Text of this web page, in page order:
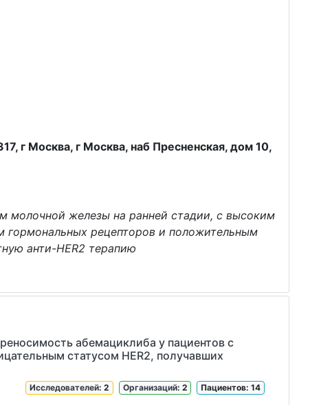
г Москва, г Москва, наб Пресненская, дом 10,
молочной железы на ранней стадии, с высоким
гормональных рецепторов и положительным
анти-HER2 терапию
абемациклиба у пациентов с
статусом HER2, получавших
Пациентов: 14
Организаций: 2
Исследователей: 2